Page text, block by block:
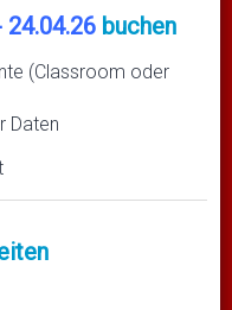
24.04.26 buchen
(Classroom oder
Daten